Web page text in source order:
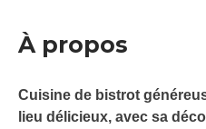
À propos
Cuisine de bistrot
lieu délicieux, avec sa